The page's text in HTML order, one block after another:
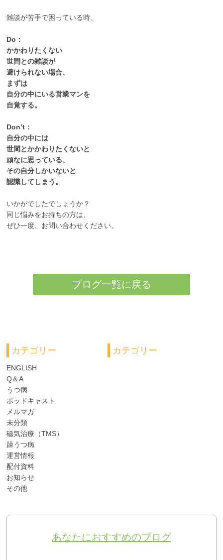
雑談が苦手で困っている時、
Do：
かかわりたくない
世間との雑談が
避けられない場合、
まずは
自分の中にいる営業マンを
自覚する。
Don’t：
自分の中には
世間とかかわりたくないと
頑なに思っている、
その自分しかいないと
認識してしまう。
いかがでしたでしょうか？
同じ悩みをお持ちの方は、
ぜひ一度、お問い合わせください。
ブログ一覧に戻る
カテゴリー
ENGLISH
Q＆A
うつ病
ポッドキャスト
メルマガ
未分類
磁気治療（TMS）
躁うつ病
運営情報
配付資料
お知らせ
その他
カテゴリー
あなたにおすすめのブログ